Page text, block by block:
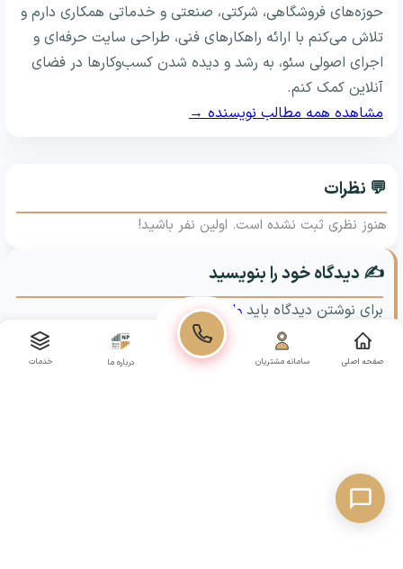
صفحه اصلی سامانه مشتریان درباره ما خدمات
حوزه‌های فروشگاهی، شرکتی، صنعتی و خدماتی همکاری دارم و
تلاش می‌کنم با ارائه راهکارهای فنی، طراحی سایت حرفه‌ای و
اجرای اصولی سئو، به رشد و دیده شدن کسب‌وکارها در فضای
آنلاین کمک کنم.
مشاهده همه مطالب نویسنده →
💬 نظرات
هنوز نظری ثبت نشده است. اولین نفر باشید!
✍️ دیدگاه خود را بنویسید
برای نوشتن دیدگاه باید وارد شوید